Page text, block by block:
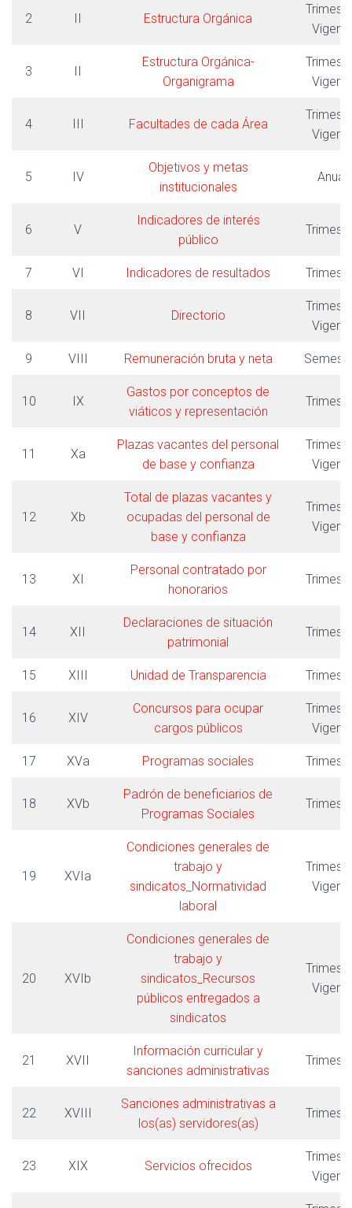
2 II Estructura Orgánica
3 II
Estructura Orgánica-
Organigrama
4 III Facultades de cada Área
5 IV
Objetivos y metas
institucionales
Anual
6 V
Indicadores de interés
público
7 VI Indicadores de resultados
8 VII Directorio
9 VIII Remuneración bruta y neta
10 IX
Gastos por conceptos de
viáticos y representación
11 Xa
Plazas vacantes del personal
de base y confianza
12 Xb
Total de plazas vacantes y
ocupadas del personal de
base y confianza
13 XI
Personal contratado por
honorarios
14 XII
Declaraciones de situación
patrimonial
15 XIII Unidad de Transparencia
16 XIV
Concursos para ocupar
cargos públicos
17 XVa Programas sociales
18 XVb
Padrón de beneficiarios de
Programas Sociales
19 XVIa
Condiciones generales de
trabajo y
sindicatos_Normatividad
laboral
20 XVIb
Condiciones generales de
trabajo y
sindicatos_Recursos
públicos entregados a
sindicatos
21 XVII
Información curricular y
sanciones administrativas
22 XVIII
Sanciones administrativas a
los(as) servidores(as)
23 XIX Servicios ofrecidos